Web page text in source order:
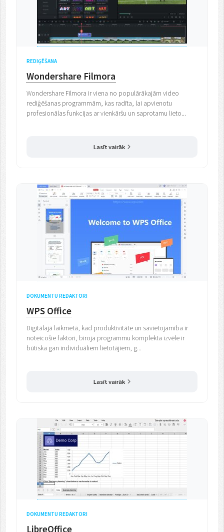
REDIĢĒŠANA
Wondershare Filmora
Wondershare Filmora ir viena no populārākajām video
rediģēšanas programmām, kas radīta, lai apvienotu
profesionālas funkcijas ar vienkāršu un saprotamu lieto...
Lasīt vairāk
DOKUMENTU REDAKTORI
WPS Office
Digitālajā laikmetā, kad produktivitāte un savietojamība ir
noteicošie faktori, biroja programmu komplekta izvēle ir
būtiska gan individuāliem lietotājiem, g...
Lasīt vairāk
DOKUMENTU REDAKTORI
LibreOffice